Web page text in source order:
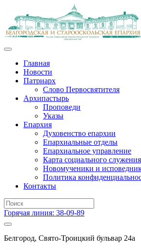
Главная
Новости
Патриарх
Слово Первосвятителя
Архипастырь
Проповеди
Указы
Епархия
Духовенство епархии
Епархиальные отделы
Епархиальное управление
Карта социального служения
Новомученики и
Политика
Контакты
Горячая линия: 38-09-89
Белгород, Свято-Троицкий бульвар 24а